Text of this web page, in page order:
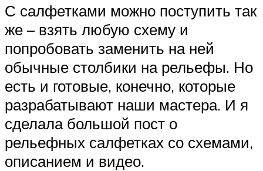
С салфетками можно поступить так
же – взять любую схему и
попробовать заменить на ней
обычные столбики на рельефы. Но
есть и готовые, конечно, которые
разрабатывают наши мастера. И я
сделала большой пост о
рельефных салфетках со схемами,
описанием и видео.